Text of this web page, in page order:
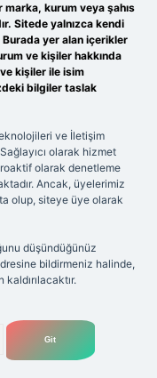
kurum veya şahıs
Sitede yalnızca kendi
Burada yer alan içerikler
ve kişiler hakkında
kişiler ile isim
bilgiler taslak
ve İletişim
olarak hizmet
olarak denetleme
Ancak, üyelerimiz
olup, siteye üye olarak
düşündüğünüz
bildirmeniz halinde,